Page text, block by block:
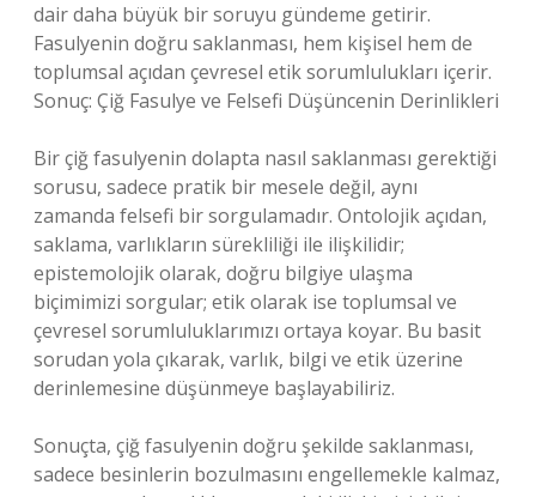
dair daha büyük bir soruyu gündeme getirir.
Fasulyenin doğru saklanması, hem kişisel hem de
toplumsal açıdan çevresel etik sorumlulukları içerir.
Sonuç: Çiğ Fasulye ve Felsefi Düşüncenin Derinlikleri
Bir çiğ fasulyenin dolapta nasıl saklanması gerektiği
sorusu, sadece pratik bir mesele değil, aynı
zamanda felsefi bir sorgulamadır. Ontolojik açıdan,
saklama, varlıkların sürekliliği ile ilişkilidir;
epistemolojik olarak, doğru bilgiye ulaşma
biçimimizi sorgular; etik olarak ise toplumsal ve
çevresel sorumluluklarımızı ortaya koyar. Bu basit
sorudan yola çıkarak, varlık, bilgi ve etik üzerine
derinlemesine düşünmeye başlayabiliriz.
Sonuçta, çiğ fasulyenin doğru şekilde saklanması,
sadece besinlerin bozulmasını engellemekle kalmaz,